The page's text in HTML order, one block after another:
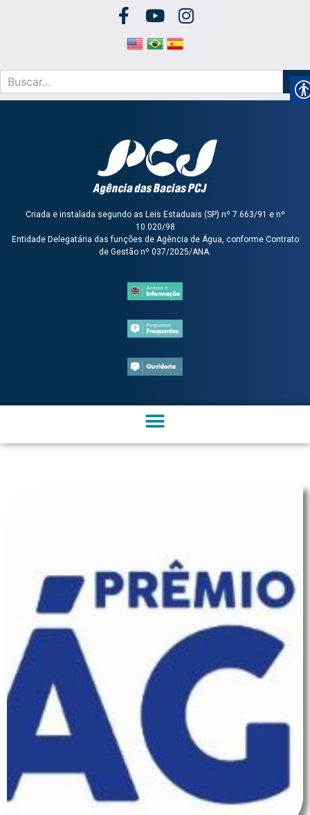
Criada e instalada segundo as Leis Estaduais (SP) nº 7.663/91 e nº
10.020/98
Entidade Delegatária das funções de Agência de Água, conforme Contrato
de Gestão nº 037/2025/ANA.